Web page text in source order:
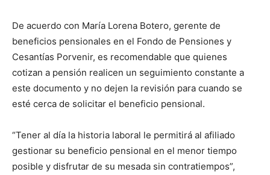
De acuerdo con María Lorena Botero, gerente de
beneficios pensionales en el Fondo de Pensiones y
Cesantías Porvenir, es recomendable que quienes
cotizan a pensión realicen un seguimiento constante a
este documento y no dejen la revisión para cuando se
esté cerca de solicitar el beneficio pensional.
“Tener al día la historia laboral le permitirá al afiliado
gestionar su beneficio pensional en el menor tiempo
posible y disfrutar de su mesada sin contratiempos”,